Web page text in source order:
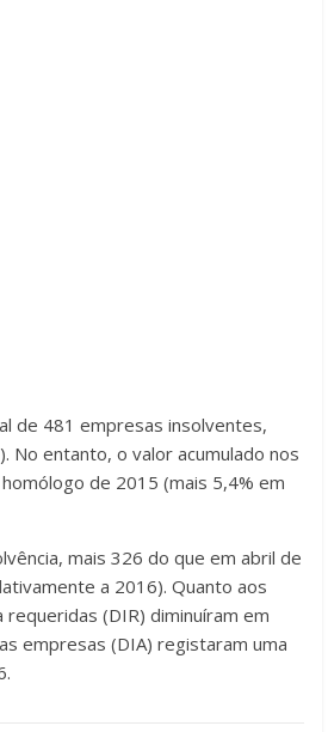
de 481 empresas insolventes,
No entanto, o valor acumulado nos
de 2015 (mais 5,4% em
mais 326 do que em abril de
a 2016). Quanto aos
(DIR) diminuíram em
empresas (DIA) registaram uma